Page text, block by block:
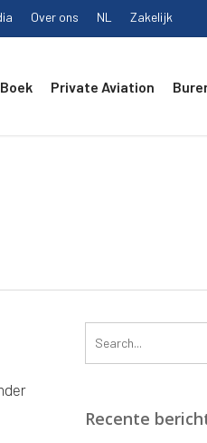
Over ons NL Zakelijk
Private Aviation
Recente